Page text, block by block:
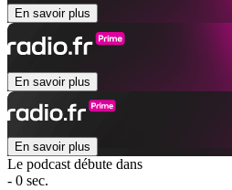
En savoir plus
En savoir plus
En savoir plus
Le podcast débute dans
- 0 sec.